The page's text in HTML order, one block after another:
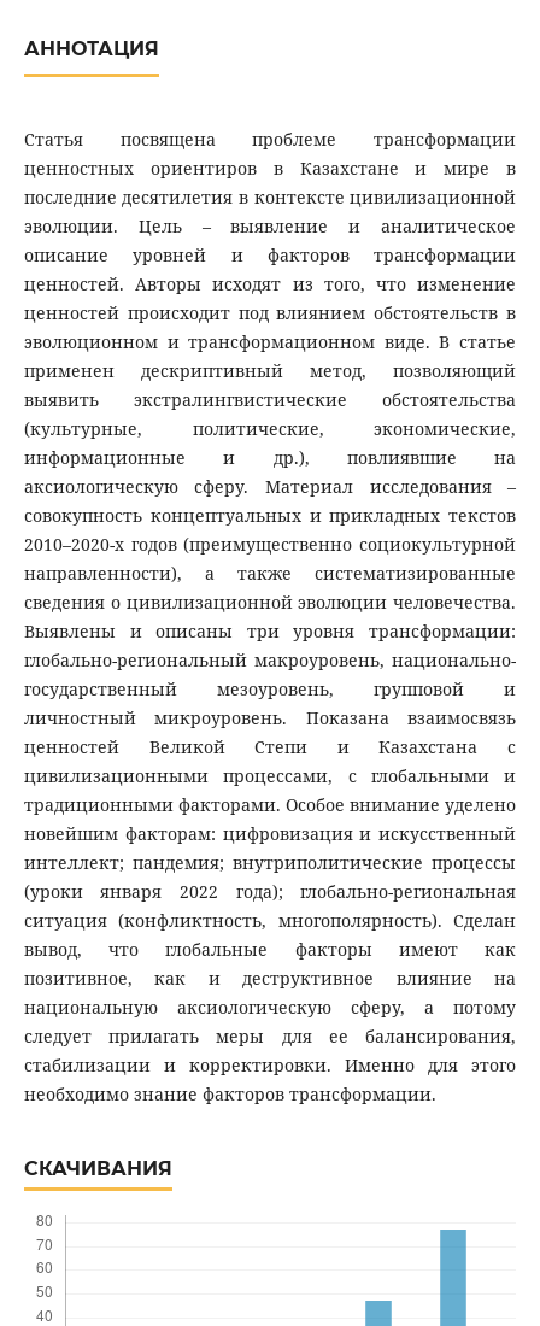
АННОТАЦИЯ
Статья посвящена проблеме трансформации
ценностных ориентиров в Казахстане и мире в
последние десятилетия в контексте цивилизационной
эволюции. Цель – выявление и аналитическое
описание уровней и факторов трансформации
ценностей. Авторы исходят из того, что изменение
ценностей происходит под влиянием обстоятельств в
эволюционном и трансформационном виде. В статье
применен дескриптивный метод, позволяющий
выявить экстралингвистические обстоятельства
(культурные, политические, экономические,
информационные и др.), повлиявшие на
аксиологическую сферу. Материал исследования –
совокупность концептуальных и прикладных текстов
2010–2020-х годов (преимущественно социокультурной
направленности), а также систематизированные
сведения о цивилизационной эволюции человечества.
Выявлены и описаны три уровня трансформации:
глобально-региональный макроуровень, национально-
государственный мезоуровень, групповой и
личностный микроуровень. Показана взаимосвязь
ценностей Великой Степи и Казахстана с
цивилизационными процессами, с глобальными и
традиционными факторами. Особое внимание уделено
новейшим факторам: цифровизация и искусственный
интеллект; пандемия; внутриполитические процессы
(уроки января 2022 года); глобально-региональная
ситуация (конфликтность, многополярность). Сделан
вывод, что глобальные факторы имеют как
позитивное, как и деструктивное влияние на
национальную аксиологическую сферу, а потому
следует прилагать меры для ее балансирования,
стабилизации и корректировки. Именно для этого
необходимо знание факторов трансформации.
СКАЧИВАНИЯ